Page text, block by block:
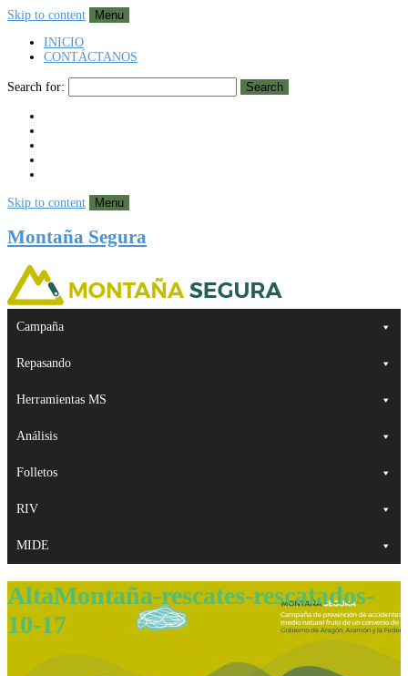
Skip to content
Menu
INICIO
CONTÁCTANOS
Search for: Search
Skip to content Menu
Montaña Segura
Campaña
Repasando
Herramientas MS
Análisis
Folletos
RIV
MIDE
AltaMontaña-rescates-rescatados-
10-17